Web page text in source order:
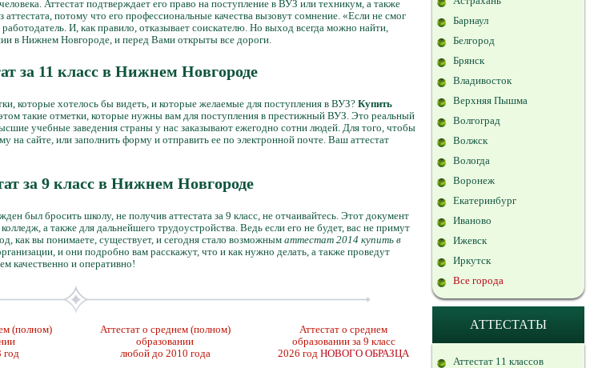
Аттестат подтверждает его право на поступление в ВУЗ или техникум, а также
потому что его профессиональные качества вызовут сомнение. «Если не смог
И, как правило, отказывает соискателю. Но выход всегда можно найти,
в Нижнем Новгороде, и перед Вами открыты все дороги.
за 11 класс в Нижнем Новгороде
которые хотелось бы видеть, и которые желаемые для поступления в ВУЗ? Купить
этом такие отметки, которые нужны вам для поступления в престижный ВУЗ. Это реальный
учебные заведения страны у нас заказывают ежегодно сотни людей. Для того, чтобы
на сайте, или заполнить форму и отправить ее по электронной почте. Ваш аттестат
за 9 класс в Нижнем Новгороде
был бросить школу, не получив аттестата за 9 класс, не отчаивайтесь. Этот документ
а также для дальнейшего трудоустройства. Ведь если его не будет, вас не примут
как вы понимаете, существует, и сегодня стало возможным аттестат 2014 купить в
и они подробно вам расскажут, что и как нужно делать, а также проведут
качественно и оперативно!
(полном)
год
Аттестат о среднем (полном)
образовании
любой до 2010 года
Аттестат о среднем
образовании за 9 класс
2026 год НОВОГО ОБРАЗЦА
Барнаул
Белгород
Брянск
Владивосток
Верхняя Пышма
Волгоград
Волжск
Вологда
Воронеж
Екатеринбург
Иваново
Ижевск
Иркутск
Все города
АТТЕСТАТЫ
Аттестат 11 классов